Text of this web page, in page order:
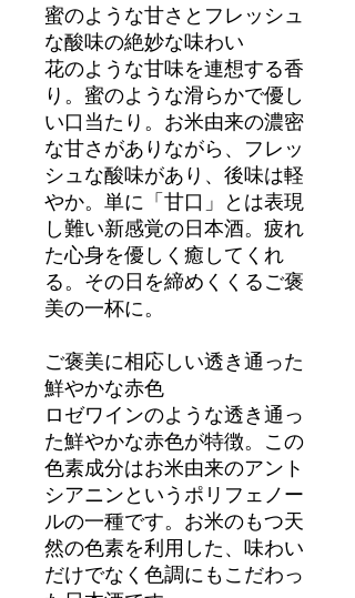
蜜のような甘さとフレッシュ
な酸味の絶妙な味わい
花のような甘味を連想する香
り。蜜のような滑らかで優し
い口当たり。お米由来の濃密
な甘さがありながら、フレッ
シュな酸味があり、後味は軽
やか。単に「甘口」とは表現
し難い新感覚の日本酒。疲れ
た心身を優しく癒してくれ
る。その日を締めくくるご褒
美の一杯に。
ご褒美に相応しい透き通った
鮮やかな赤色
ロゼワインのような透き通っ
た鮮やかな赤色が特徴。この
色素成分はお米由来のアント
シアニンというポリフェノー
ルの一種です。お米のもつ天
然の色素を利用した、味わい
だけでなく色調にもこだわっ